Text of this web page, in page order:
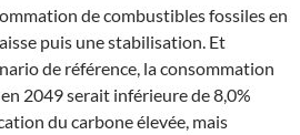
de combustibles fossiles en
puis une stabilisation. Et
de référence, la consommation
2049 serait inférieure de 8,0%
du carbone élevée, mais